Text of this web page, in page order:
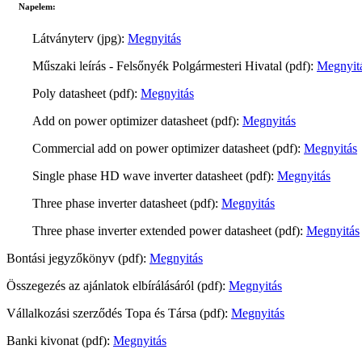
Napelem:
Látványterv (jpg): Megnyitás
Műszaki leírás - Felsőnyék Polgármesteri Hivatal (pdf):
Poly datasheet (pdf): Megnyitás
Add on power optimizer datasheet (pdf): Megnyitás
Commercial add on power optimizer datasheet (pdf): Megnyitás
Single phase HD wave inverter datasheet (pdf): Megnyitás
Three phase inverter datasheet (pdf): Megnyitás
Three phase inverter extended power datasheet (pdf): Megnyitás
Bontási jegyzőkönyv (pdf): Megnyitás
Összegezés az ajánlatok elbírálásáról (pdf): Megnyitás
Vállalkozási szerződés Topa és Társa (pdf): Megnyitás
Banki kivonat (pdf): Megnyitás